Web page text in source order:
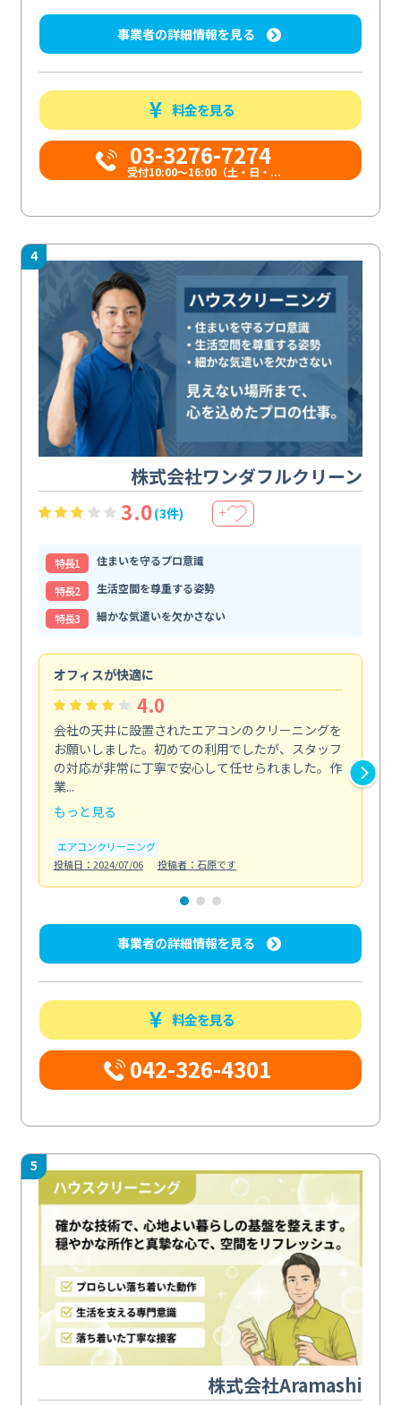
事業者の詳細情報を見る
料金を見る
03-3276-7274
受付10:00〜16:00（土・日・...
4
株式会社ワンダフルクリーン
3.0(3件) ＋
特⻑1
住まいを守るプロ意識
特⻑2
生活空間を尊重する姿勢
特⻑3
細かな気遣いを欠かさない
オフィスが快適に
4.0
会社の天井に設置されたエアコンのクリーニングを
お願いしました。初めての利用でしたが、スタッフ
の対応が非常に丁寧で安心して任せられました。作
業...
もっと見る
エアコンクリーニング
投稿日：2024/07/06
投稿者：石原です
事業者の詳細情報を見る
料金を見る
042-326-4301
5
株式会社Aramashi